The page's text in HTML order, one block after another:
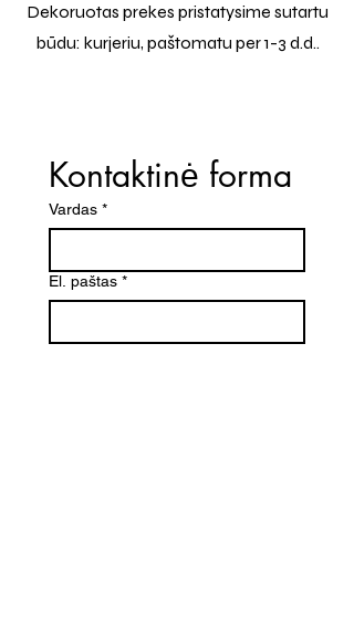
Dekoruotas prekes pristatysime sutartu
būdu: kurjeriu, paštomatu per 1-3 d.d..
Kontaktinė forma
Vardas *
El. paštas *